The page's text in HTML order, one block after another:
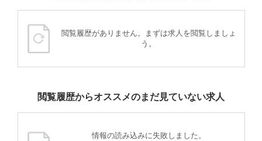
閲覧履歴がありません。まずは求人を閲覧しましょ
う。
閲覧履歴からオススメのまだ見ていない求人
情報の読み込みに失敗しました。